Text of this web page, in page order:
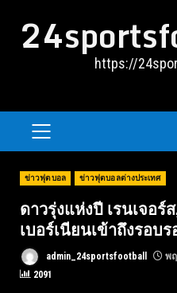
https://
PRIMARY
ข่าวฟุตบอล ข่าวฟุตบอลต่างประเทศ
ดาวรุ่งแห่งปี เรนเจอ
เบอร์เนียนเข้าถึงรอบ
admin_24sportsfootball พ
2091